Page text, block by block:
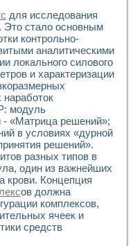
для исследования
стало основным
контрольно-
аналитическими
локального силового
и характеризации
наработок
модуль
«Матрица решений»;
в условиях «дурной
решений».
разных типов в
один из важнейших
крови. Концепция
ов должна
комплексов,
ячеек и
средств